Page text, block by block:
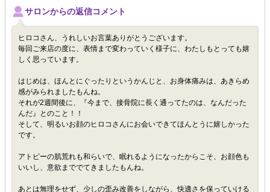
サロンからの返信コメント
ヒロコさん、うれしいお言葉ありがとうございます。
毎回ご来店の度に、表情まで変わっていく様子に、わたしもとっても嬉
しく思っています。
はじめは、ほんとにぐったりというかんじと、お身体痛みは、あきらめ
感がみられましたもんね。
それが2週間後に、『今まで、接骨院に長く通ってたのは、なんだった
んだ』とのこと！！
そして、明るいお顔のヒロコさんにお会いできてほんとうに嬉しかった
です。
アトピーの肌荒れも和らいで、眠れるようになったからこそ、お顔色も
いいし、意欲まででてきましたもんね。
あとは無理をせず、少しの歪み改善をしながら、快適さを保っていける